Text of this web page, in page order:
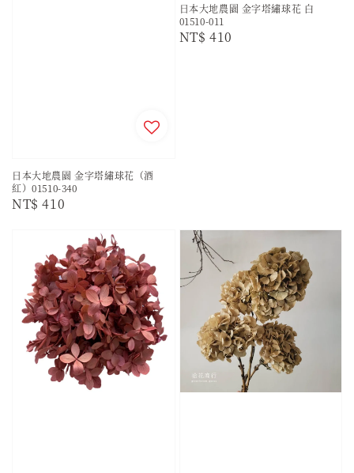
日本大地農園 金字塔繡球花（酒
紅）01510-340
Regular
NT$ 410
日本大地農園 金字塔繡球花 白
01510-011
Regular
NT$ 410